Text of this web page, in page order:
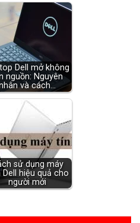
Dell mở không
nguồn: Nguyên
và cách…
sử dụng máy
Dell hiệu quả cho
người mới